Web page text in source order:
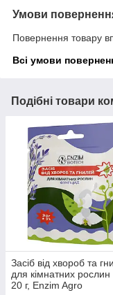
Умови
Повернення товару
Всі умови
Подібні товари
Засіб від хвороб та
для кімнатних рослин
20 г, Enzim Agro